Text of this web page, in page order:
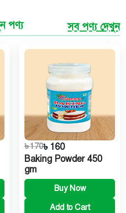
পণ্য সব পণ্য দেখুন
৳ 170৳ 160
Baking Powder 450
gm
Buy Now
Add to Cart